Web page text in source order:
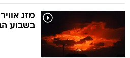
מזג
בשבוע